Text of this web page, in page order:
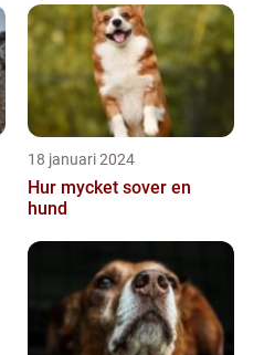
18 januari 2024
Hur mycket sover en
hund